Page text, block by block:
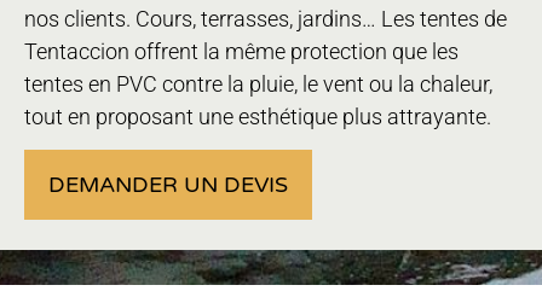
nos clients. Cours, terrasses, jardins… Les tentes de
Tentaccion offrent la même protection que les
tentes en PVC contre la pluie, le vent ou la chaleur,
tout en proposant une esthétique plus attrayante.
DEMANDER UN DEVIS